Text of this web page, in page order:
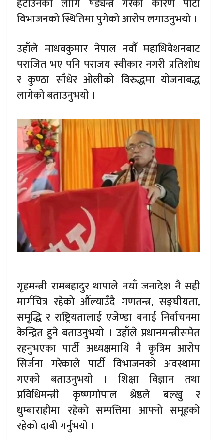
हटाउनका लागि षड्यन्त्र गरेका कारण पार्टी
विभाजनको स्थितिमा पुगेको आरोप लगाउनुभयो ।
उहाँले माधवकुमार नेपाल नवौँ महाधिवेशनबाट
पराजित भए पनि पराजय स्वीकार नगरी प्रतिशोध
र कुण्ठा साँधेर ओलीको विरुद्धमा योजनाबद्ध
लागेको बताउनुभयो ।
गृहमन्त्री रामबहादुर थापाले नयाँ जनादेश नै सही
मार्गचित्र रहेको औँल्याउँदै गणतन्त्र, सङ्घीयता,
समृद्धि र राष्ट्रियतालाई एजेण्डा बनाई निर्वाचनमा
केन्द्रित हुने बताउनुभयो । उहाँले प्रधानमन्त्रीसमेत
रहनुभएका पार्टी अध्यक्षमाथि नै कृत्रिम आरोप
सिर्जना गरेकाले पार्टी विभाजनको अवस्थामा
गएको बताउनुभयो । शिक्षा विज्ञान तथा
प्रविधिमन्त्री कृष्णगोपाल श्रेष्ठले बल्खु र
धुम्बाराहीमा रहेको सम्पत्तिमा आफ्नो समूहको
रहेको दाबी गर्नुभयो ।